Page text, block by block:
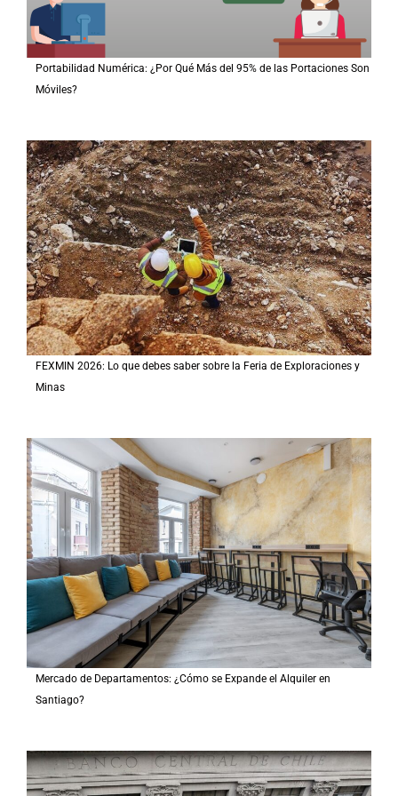
Portabilidad Numérica: ¿Por Qué Más del 95% de las Portaciones Son
Móviles?
FEXMIN 2026: Lo que debes saber sobre la Feria de Exploraciones y
Minas
Mercado de Departamentos: ¿Cómo se Expande el Alquiler en
Santiago?